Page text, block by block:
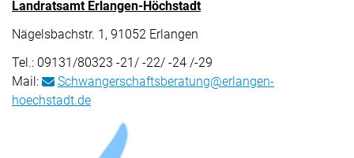
Landratsamt Erlangen-Höchstadt
Nägelsbachstr. 1, 91052 Erlangen
Tel.: 09131/80323 -21/ -22/ -24 /-29
Mail:
Schwangerschaftsberatung@erlangen-
hoechstadt.de